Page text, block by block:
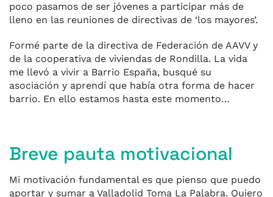
poco pasamos de ser jóvenes a participar más de
lleno en las reuniones de directivas de ‘los mayores’.
Formé parte de la directiva de Federación de AAVV y
de la cooperativa de viviendas de Rondilla. La vida
me llevó a vivir a Barrio España, busqué su
asociación y aprendí que había otra forma de hacer
barrio. En ello estamos hasta este momento…
Breve pauta motivacional
Mi motivación fundamental es que pienso que puedo
aportar y sumar a Valladolid Toma La Palabra. Quiero